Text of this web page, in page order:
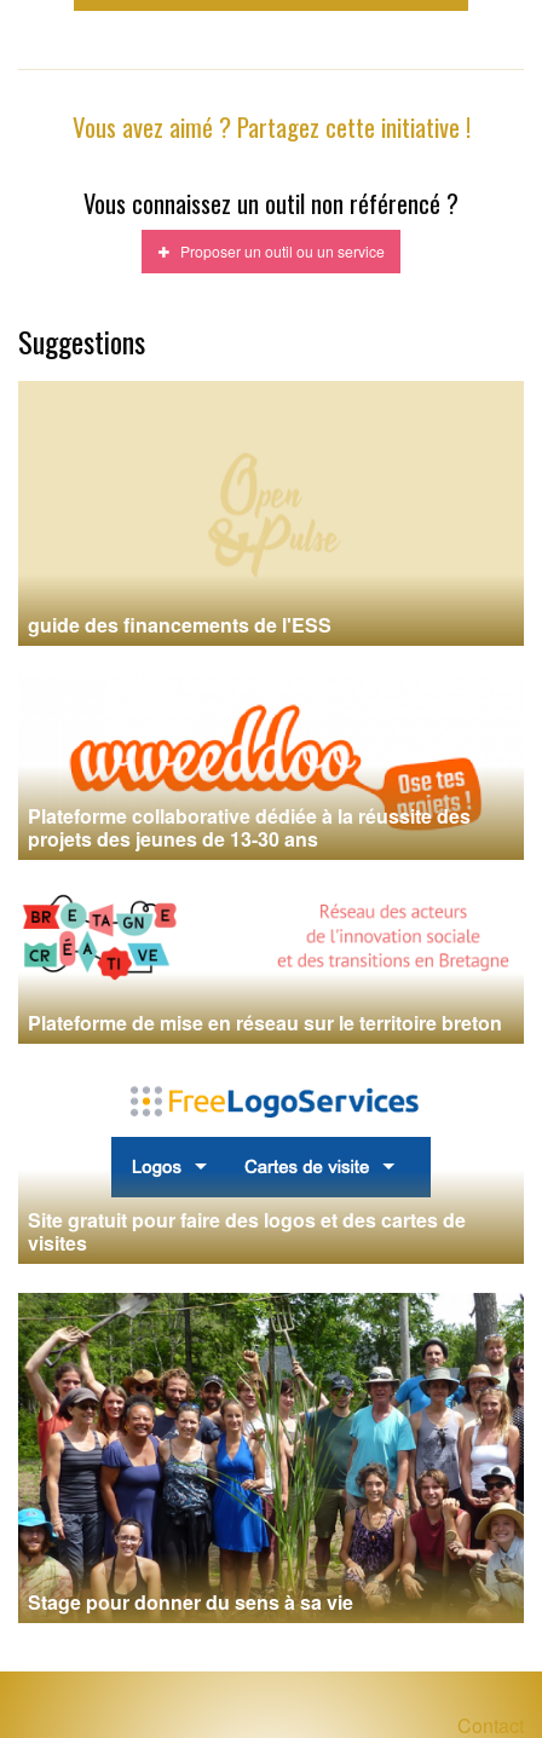
Vous avez aimé ? Partagez cette initiative !
Vous connaissez un outil non référencé ?
Proposer un outil ou un service
Suggestions
guide des financements de l'ESS
Plateforme collaborative dédiée à la réussite des
projets des jeunes de 13-30 ans
Plateforme de mise en réseau sur le territoire breton
Site gratuit pour faire des logos et des cartes de
visites
Stage pour donner du sens à sa vie
Contact